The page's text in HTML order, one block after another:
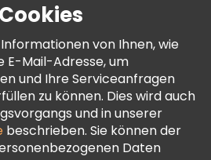
von Ihnen, wie
E-Mail-Adresse, um
und Ihre Serviceanfragen
zu können. Dies wird auch
und in unserer
beschrieben. Sie können der
Daten